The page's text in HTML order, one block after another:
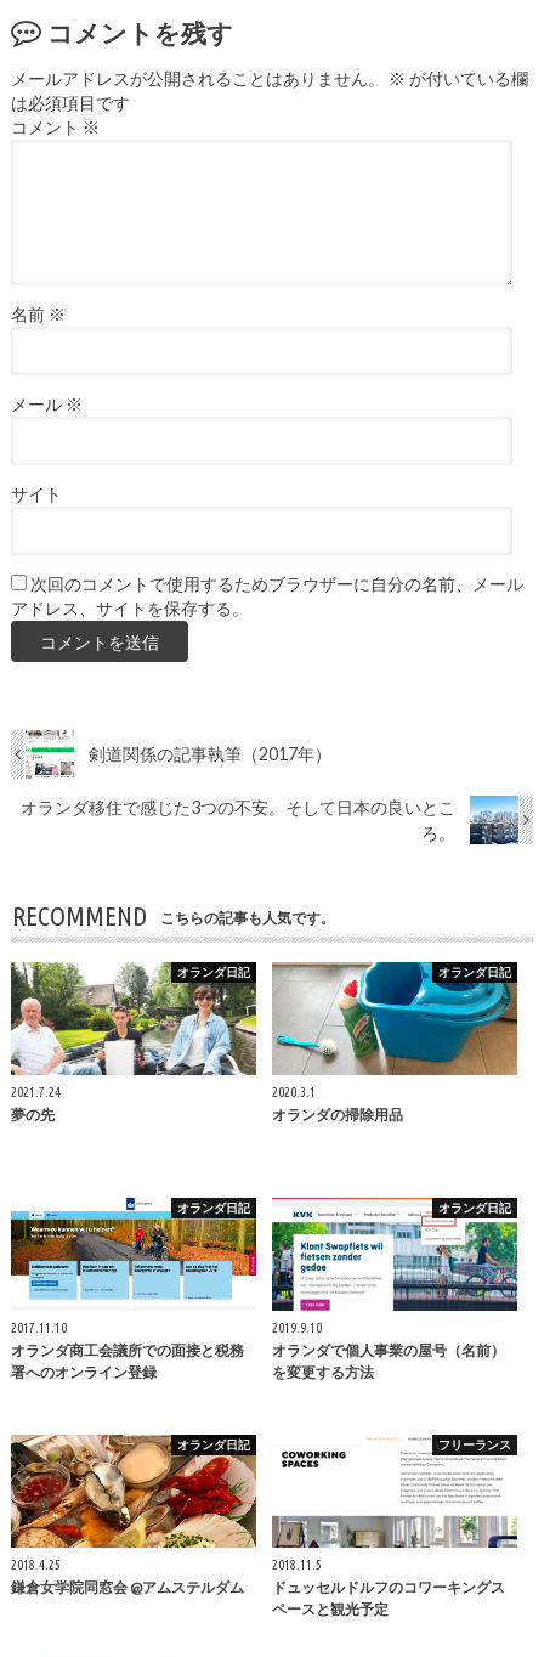
コメントを残す
メールアドレスが公開されることはありません。 ※ が付いている欄
は必須項目です
コメント ※
名前 ※
メール ※
サイト
次回のコメントで使用するためブラウザーに自分の名前、メール
アドレス、サイトを保存する。
剣道関係の記事執筆（2017年）
オランダ移住で感じた3つの不安。そして日本の良いとこ
ろ。
RECOMMEND こちらの記事も人気です。
オランダ日記
2021.7.24
夢の先
オランダ日記
2020.3.1
オランダの掃除用品
オランダ日記
2017.11.10
オランダ商工会議所での面接と税務
署へのオンライン登録
オランダ日記
2019.9.10
オランダで個人事業の屋号（名前）
を変更する方法
オランダ日記
2018.4.25
鎌倉女学院同窓会 @アムステルダム
フリーランス
2018.11.5
ドュッセルドルフのコワーキングス
ペースと観光予定